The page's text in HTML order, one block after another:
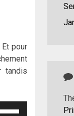
pour
tandis